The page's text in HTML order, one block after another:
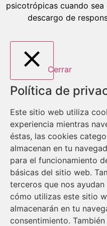
psicotrópicas cuando
descargo de
Cerrar
Política de
Este sitio web utiliza
experiencia mientras
éstas, las cookies
almacenan en tu
para el funcionamiento
básicas del sitio web.
terceros que nos
cómo utilizas este sitio
almacenarán en tu
consentimiento.